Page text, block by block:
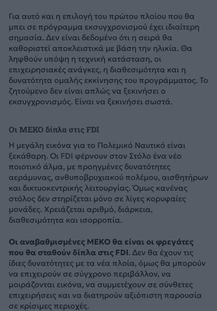
Για αυτό και η επιλογή του πρώτου πλοίου που θα
μπει σε πρόγραμμα εκσυγχρονισμού έχει ιδιαίτερη
σημασία. Δεν είναι δεδομένο ότι η σειρά θα
καθοριστεί αποκλειστικά με βάση την ηλικία. Θα
ληφθούν υπόψη η τεχνική κατάσταση, οι
επιχειρησιακές ανάγκες, η διαθεσιμότητα και η
δυνατότητα ομαλής εκκίνησης του προγράμματος. Το
ζητούμενο δεν είναι απλώς να ξεκινήσει ο
εκσυγχρονισμός. Είναι να ξεκινήσει σωστά.
Οι ΜΕΚΟ δίπλα στις FDI
Η μεγάλη εικόνα για το Πολεμικό Ναυτικό είναι
ξεκάθαρη. Οι FDI φέρνουν στον Στόλο ένα νέο
ποιοτικό άλμα, με προηγμένες δυνατότητες
αεράμυνας, ανθυποβρυχιακού πολέμου, αισθητήρων
και δικτυοκεντρικής λειτουργίας. Όμως κανένας
στόλος δεν στηρίζεται μόνο σε λίγες κορυφαίες
μονάδες. Χρειάζεται αριθμό, διάρκεια,
διαθεσιμότητα και ισορροπία.
Οι αναβαθμισμένες MEKO θα είναι οι φρεγάτες
που θα σταθούν δίπλα στις FDI. Δεν θα έχουν τις
ίδιες δυνατότητες με τα νέα πλοία, όμως θα μπορούν
να επιχειρούν σε σύγχρονο περιβάλλον, να
μοιράζονται εικόνα, να συμμετέχουν σε σύνθετες
επιχειρήσεις και να διατηρούν αξιόπιστη παρουσία
σε κρίσιμες περιοχές.